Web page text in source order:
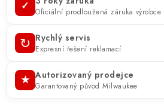
✓ Oficiální prodloužená záruka výrobce
↻ Rychlý servis
Expresní řešení reklamací
★ Autorizovaný prodejce
Garantovaný původ Milwaukee